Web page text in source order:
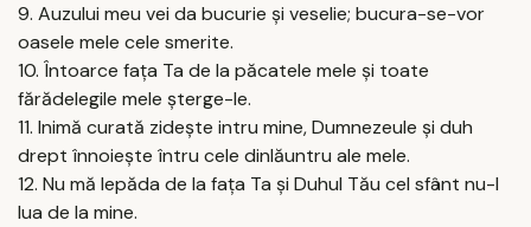
9. Auzului meu vei da bucurie şi veselie; bucura-se-vor
oasele mele cele smerite.
10. Întoarce faţa Ta de la păcatele mele şi toate
fărădelegile mele şterge-le.
11. Inimă curată zideşte intru mine, Dumnezeule şi duh
drept înnoieşte întru cele dinlăuntru ale mele.
12. Nu mă lepăda de la faţa Ta şi Duhul Tău cel sfânt nu-l
lua de la mine.